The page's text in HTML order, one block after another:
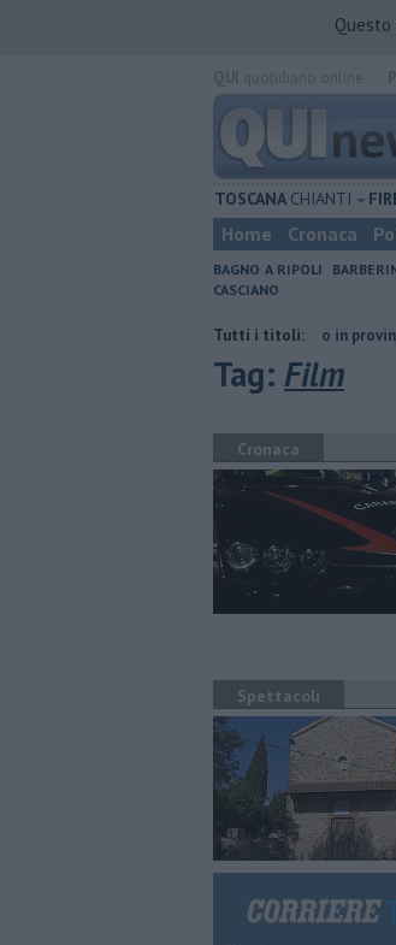
TOSCANA CHIANTI
Home Cronaca
BAGNO A RIPOLI
CASCIANO
Tutti i titoli:
​Tutte le offerte di lavoro in provincia di Firenze
Tag: Film
Cronaca
Spettacoli